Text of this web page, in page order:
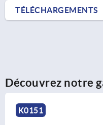
TÉLÉCHARGEMENTS
Découvrez notre
K1794